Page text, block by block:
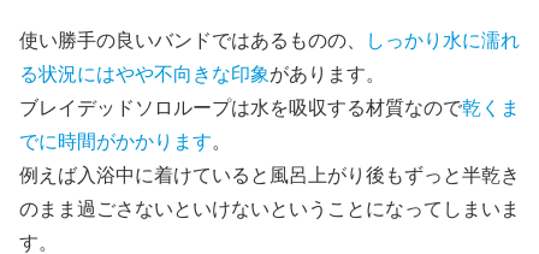
使い勝手の良いバンドではあるものの、
しっかり水に濡れ
る状況にはやや不向きな印象があります。
ブレイデッドソロループは水を吸収する材質なので乾くま
でに時間がかかります。
例えば入浴中に着けていると風呂上がり後もずっと半乾き
のまま過ごさないといけないということになってしまいま
す。